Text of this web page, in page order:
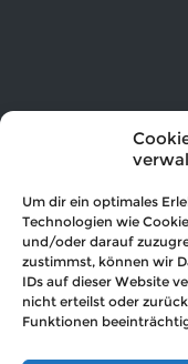
Um dir ein optimales
Technologien wie
und/oder darauf
zustimmst, können wir
IDs auf dieser Website
nicht erteilst oder
Funktionen
© 2026 Der